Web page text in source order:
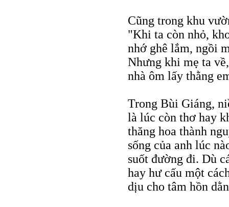
Cũng trong khu
"Khi ta còn nhỏ,
nhớ ghê lắm, ngồi
Nhưng khi mẹ ta
nhà ôm lấy thằng
Trong Bùi Giáng,
là lúc còn thơ hay
thăng hoa thành
sống của anh lúc
suốt đường đi. Dù
hay hư cấu một
dịu cho tâm hồn